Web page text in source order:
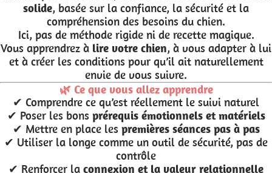
solide, basée sur la confiance, la sécurité et la
compréhension des besoins du chien.
Ici, pas de méthode rigide ni de recette magique.
Vous apprendrez à lire votre chien, à vous adapter à lui
et à créer les conditions pour qu’il ait naturellement
envie de vous suivre.
🌿 Ce que vous allez apprendre
✔ Comprendre ce qu’est réellement le suivi naturel
✔ Poser les bons prérequis émotionnels et matériels
✔ Mettre en place les premières séances pas à pas
✔ Utiliser la longe comme un outil de sécurité, pas de
contrôle
✔ Renforcer la connexion et la valeur relationnelle